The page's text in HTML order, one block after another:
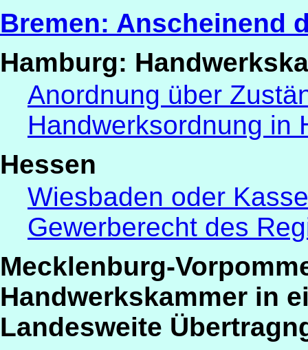
Bremen: Anscheinend
Hamburg:
Anordnung über
Handwerksordnung in
Hessen
Wiesbaden oder
Gewerberecht des
Mecklenburg-
Handwerkskammer in
Landesweite